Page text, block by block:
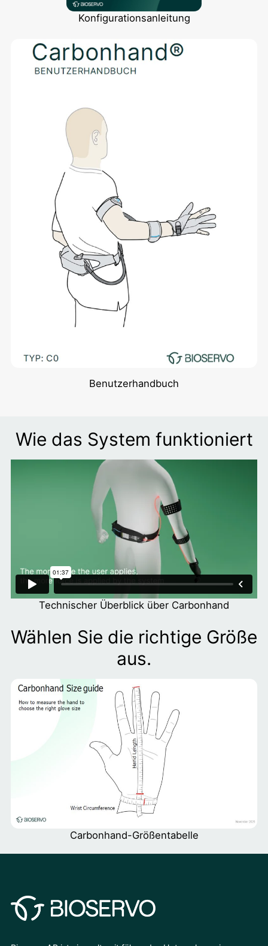
Konfigurationsanleitung
Benutzerhandbuch
Wie das System funktioniert
Technischer Überblick über Carbonhand
Wählen Sie die richtige Größe
aus.
Carbonhand-Größentabelle